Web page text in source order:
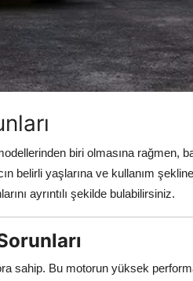
biri olmasına rağmen,
belirli yaşlarına ve kullanım
ayrıntılı şekilde bulabilirsiniz.
sahip. Bu motorun yüksek